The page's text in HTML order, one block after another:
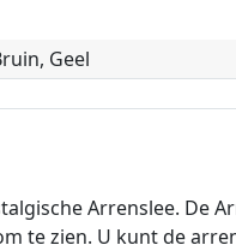
Geel
Arrenslee. De
te zien. U kunt de